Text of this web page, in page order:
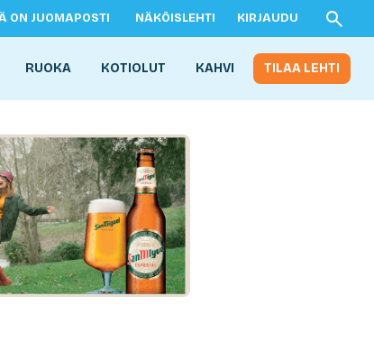
ON JUOMAPOSTI NÄKÖISLEHTI KIRJAUDU
RUOKA KOTIOLUT KAHVI TILAA LEHTI